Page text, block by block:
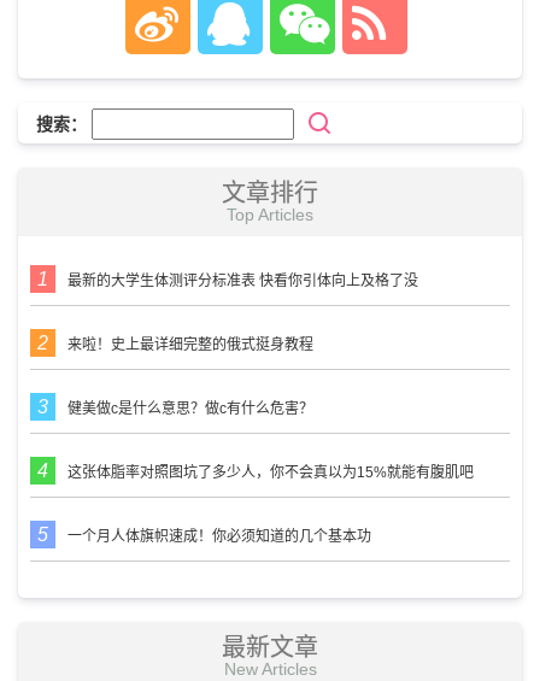
搜索：
文章排行
Top Articles
最新的大学生体测评分标准表 快看你引体向上及格了没
来啦！史上最详细完整的俄式挺身教程
健美做c是什么意思？做c有什么危害？
这张体脂率对照图坑了多少人，你不会真以为15%就能有腹肌吧
一个月人体旗帜速成！你必须知道的几个基本功
最新文章
New Articles